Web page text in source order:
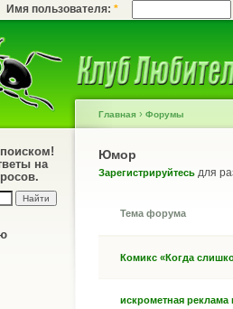
Имя пользователя:*
на
Главная › Форумы
Юмор
Зарегистрируйтесь для
Тема форума
Комикс «Когда
искрометная реклама